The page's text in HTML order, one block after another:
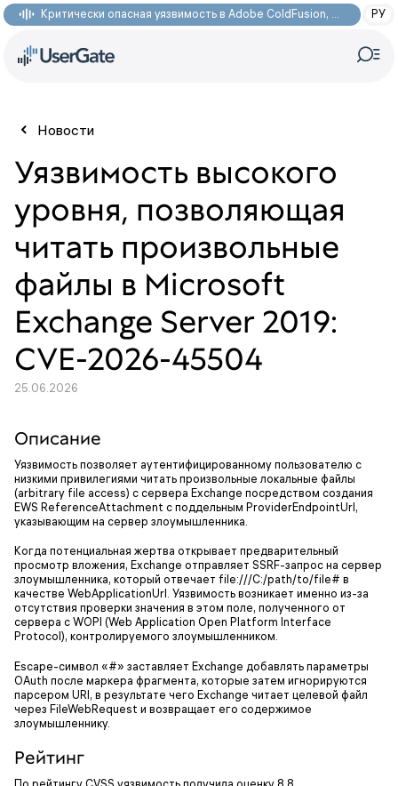
Критически опасная уязвимость в Adobe ColdFusion, позволяющая получить доступ к произвольным файлам: CVE-2026-48282 РУ
Новости
Уязвимость высокого
уровня, позволяющая
читать произвольные
файлы в Microsoft
Exchange Server 2019:
CVE-2026-45504
25.06.2026
Описание
Уязвимость позволяет аутентифицированному пользователю с
низкими привилегиями читать произвольные локальные файлы
(arbitrary file access) с сервера Exchange посредством создания
EWS ReferenceAttachment с поддельным ProviderEndpointUrl,
указывающим на сервер злоумышленника.
Когда потенциальная жертва открывает предварительный
просмотр вложения, Exchange отправляет SSRF-запрос на сервер
злоумышленника, который отвечает file:///C:/path/to/file# в
качестве WebApplicationUrl. Уязвимость возникает именно из-за
отсутствия проверки значения в этом поле, полученного от
сервера с WOPI (Web Application Open Platform Interface
Protocol), контролируемого злоумышленником.
Escape-символ «#» заставляет Exchange добавлять параметры
OAuth после маркера фрагмента, которые затем игнорируются
парсером URI, в результате чего Exchange читает целевой файл
через FileWebRequest и возвращает его содержимое
злоумышленнику.
Рейтинг